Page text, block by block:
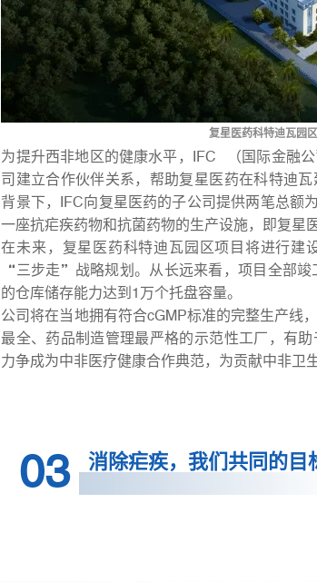
复星医药科特迪瓦园
为提升西非地区的健康水平， IFC
（国际金融
司建立合作伙伴关系，帮助复星医药在科特迪
背景下，IFC向复星医药的子公司提供两笔总额
一座抗疟疾药物和抗菌药物的生产设施，即复星
在未来，复星医药科特迪瓦园区项目将进行建
“三步走”战略规划。从长远来看，项目全部
的仓库储存能力达到1万个托盘容量。
公司将在当地拥有符合cGMP标准的完整生产线
最全、药品制造管理最严格的示范性工厂，有
力争成为中非医疗健康合作典范，为贡献中非卫
03 消除疟疾，我们共同的目